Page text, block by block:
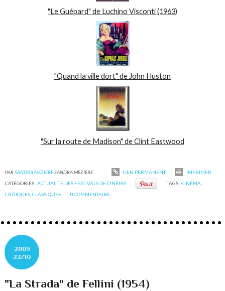
"Le Guépard" de Luchino Visconti (1963)
"Quand la ville dort" de John Huston
"Sur la route de Madison" de Clint Eastwood
PARSANDRA MÉZIÈRESANDRA MÉZIÈRE LIEN PERMANENT
IMPRIMER
CATÉGORIES :ACTUALITÉ DES FESTIVALS DE CINÉMA TAGS :CINÉMA
CRITIQUES ,CLASSIQUES 0COMMENTAIRE
2009
22/10
"La Strada" de Fellini (1954)